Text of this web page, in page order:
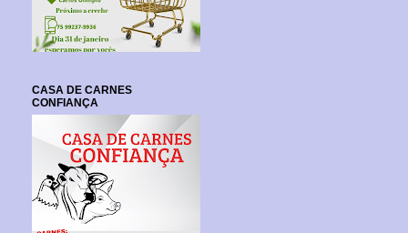
CASA DE CARNES
CONFIANÇA